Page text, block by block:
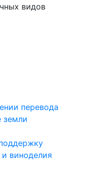
видов
перевода
земли
и виноделия